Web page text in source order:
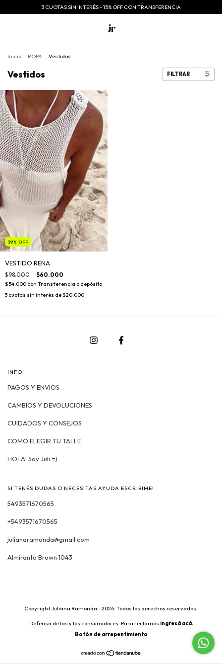
3 CUOTAS SIN INTERÉS - 15% OFF CON TRANSFERENCIA
Inicio . ROPA . Vestidos
Vestidos FILTRAR
39% OFF
VESTIDO RENA
$98.000 $60.000
$54.000 con Transferencia o depósito
3 cuotas sin interés de$20.000
INFO!
PAGOS Y ENVIOS
CAMBIOS Y DEVOLUCIONES
CUIDADOS Y CONSEJOS
COMO ELEGIR TU TALLE
HOLA! Soy Juli =)
SI TENÉS DUDAS O NECESITAS AYUDA ESCRIBIME!
5493571670565
+5493571670565
julianaramonda@gmail.com
Almirante Brown 1043
Copyright Juliana Ramonda - 2026. Todos los derechos reservados.
Defensa de las y los consumidores. Para reclamos ingresá acá.
Botón de arrepentimiento